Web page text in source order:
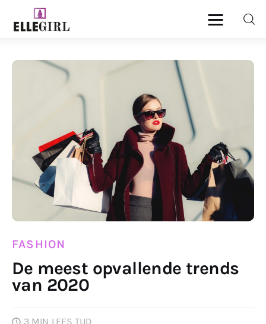
Ellegirl
Beauty
Geld
Gezondheid
Lifestyle
Wonen
Zakelijk
FASHION
De meest opvallende trends
van 2020
3 MIN LEES TIJD